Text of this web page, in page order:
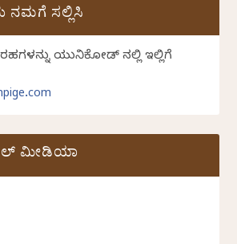
ನಮಗೆ ಸಲ್ಲಿಸಿ
ಯುನಿಕೋಡ್ ನಲ್ಲಿ ಇಲ್ಲಿಗೆ
ಮೀಡಿಯಾ